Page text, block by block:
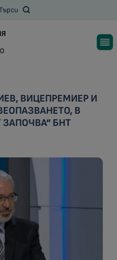
ВИЦЕПРЕМИЕР И
В
БНТ